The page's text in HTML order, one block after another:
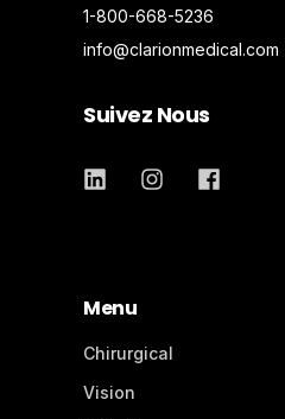
1-800-668-5236
info@clarionmedical.com
Suivez Nous
Menu
Chirurgical
Vision